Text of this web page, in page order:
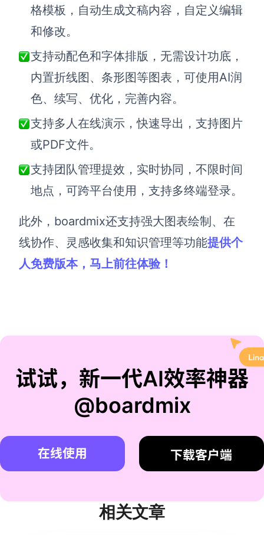
格模板，自动生成文稿内容，自定义编辑
和修改。
支持动配色和字体排版，无需设计功底，
内置折线图、条形图等图表，可使用AI润
色、续写、优化，完善内容。
支持多人在线演示，快速导出，支持图片
或PDF文件。
支持团队管理提效，实时协同，不限时间
地点，可跨平台使用，支持多终端登录。
此外，boardmix还支持强大图表绘制、在
线协作、灵感收集和知识管理等功能提供个
人免费版本，马上前往体验！
试试，新一代AI效率神器
@boardmix
在线使用 下载客户端
相关文章